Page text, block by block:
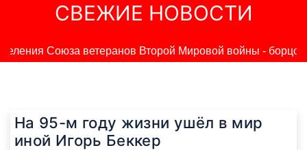
СВЕЖИЕ НОВОСТИ
Союза ветеранов Второй Мировой войны -
На 95-м году жизни ушёл в мир
иной Игорь Беккер